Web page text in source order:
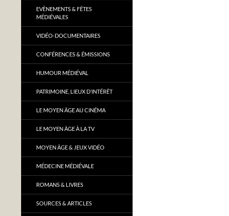
EVÈNEMENTS & FÊTES
MÉDIÉVALES
VIDÉO-DOCUMENTAIRES
CONFÉRENCES & ÉMISSIONS
HUMOUR MÉDIÉVAL
PATRIMOINE, LIEUX D’INTÉRÊT
LE MOYEN ÂGE AU CINÉMA
LE MOYEN ÂGE À LA TV
MOYEN ÂGE & JEUX VIDÉO
MÉDECINE MÉDIÉVALE
ROMANS & LIVRES
SOURCES & ARTICLES